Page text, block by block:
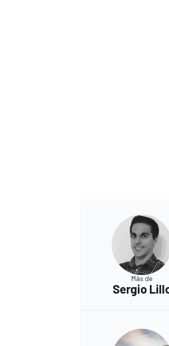
Más de
Sergio